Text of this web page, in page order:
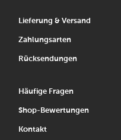
Lieferung & Versand
Zahlungsarten
Rücksendungen
Häufige Fragen
Shop-Bewertungen
Kontakt